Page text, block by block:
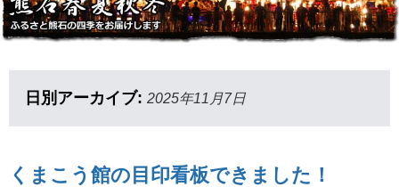
日別アーカイブ: 2025年11月7日
くまこう館の目印看板できました！